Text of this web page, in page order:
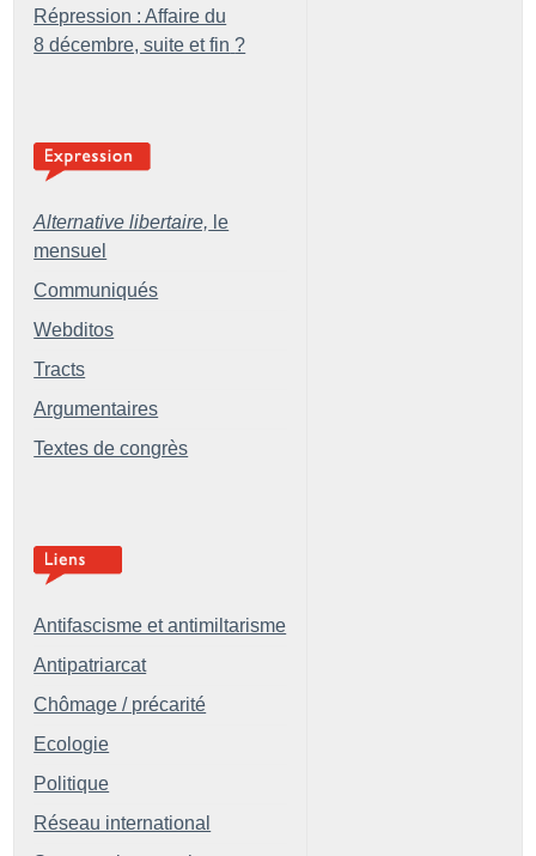
Répression : Affaire du
8 décembre, suite et fin ?
Alternative libertaire, le
mensuel
Communiqués
Webditos
Tracts
Argumentaires
Textes de congrès
Antifascisme et antimiltarisme
Antipatriarcat
Chômage / précarité
Ecologie
Politique
Réseau international